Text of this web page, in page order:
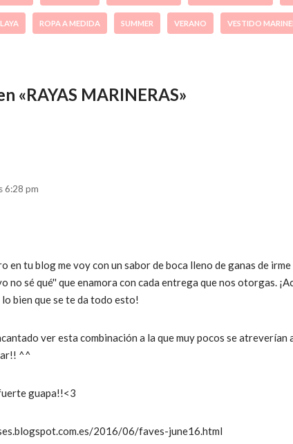
ROPA A MEDIDA SUMMER VERANO VESTIDO
«RAYAS MARINERAS»
6:28 pm
en tu blog me voy con un sabor de boca lleno de ganas de
no sé qué'' que enamora con cada entrega que nos otorgas.
bien que se te da todo esto!
ver esta combinación a la que muy pocos se
^^
guapa!!<3
2016/06/faves-june16.html